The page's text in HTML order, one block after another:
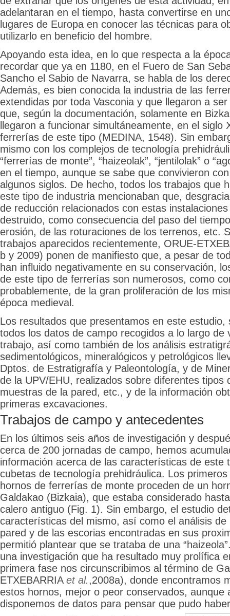
adelantaran en el tiempo, hasta convertirse en
lugares de Europa en conocer las técnicas para
utilizarlo en beneficio del hombre.
Apoyando esta idea, en lo que respecta a la
recordar que ya en 1180, en el Fuero de San
Sancho el Sabio de Navarra, se habla de los
Además, es bien conocida la industria de las
extendidas por toda Vasconia y que llegaron a
que, según la documentación, solamente en
llegaron a funcionar simultáneamente, en el siglo
ferrerías de este tipo (MEDINA, 1548). Sin
mismo con los complejos de tecnología
“ferrerías de monte”, “haizeolak”, “jentilolak” o
en el tiempo, aunque se sabe que convivieron
algunos siglos. De hecho, todos los trabajos que
este tipo de industria mencionaban que,
de reducción relacionados con estas
destruido, como consecuencia del paso del
erosión, de las roturaciones de los terrenos, etc.
trabajos aparecidos recientemente, ORUE-
b y 2009) ponen de manifiesto que, a pesar de
han influido negativamente en su conservación,
de este tipo de ferrerías son numerosos, como
probablemente, de la gran proliferación de los
época medieval.
Los resultados que presentamos en este
todos los datos de campo recogidos a lo largo de
trabajo, así como también de los análisis
sedimentológicos, mineralógicos y petrológicos
Dptos. de Estratigrafía y Paleontología, y de
de la UPV/EHU, realizados sobre diferentes tipos
muestras de la pared, etc., y de la información
primeras excavaciones.
Trabajos de campo y antecedentes
En los últimos seis años de investigación y
cerca de 200 jornadas de campo, hemos
información acerca de las características de este
cubetas de tecnología prehidráulica. Los
hornos de ferrerías de monte proceden de un
Galdakao (Bizkaia), que estaba considerado
calero antiguo (Fig. 1). Sin embargo, el estudio
características del mismo, así como el análisis de
pared y de las escorias encontradas en sus
permitió plantear que se trataba de una
una investigación que ha resultado muy prolífica
primera fase nos circunscribimos al término de
ETXEBARRIA et al.,2008a), donde encontramos
estos hornos, mejor o peor conservados, aunque
disponemos de datos para pensar que pudo